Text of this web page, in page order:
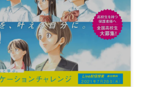
究 セミナー